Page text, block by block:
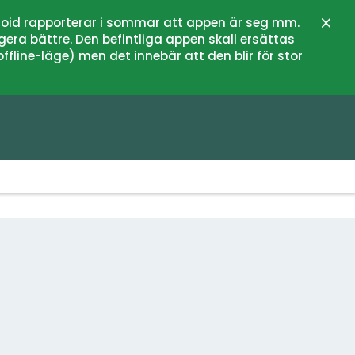
rapporterar i sommar att appen är seg mm.
bättre. Den befintliga appen skall ersättas
läge) men det innebär att den blir för stor